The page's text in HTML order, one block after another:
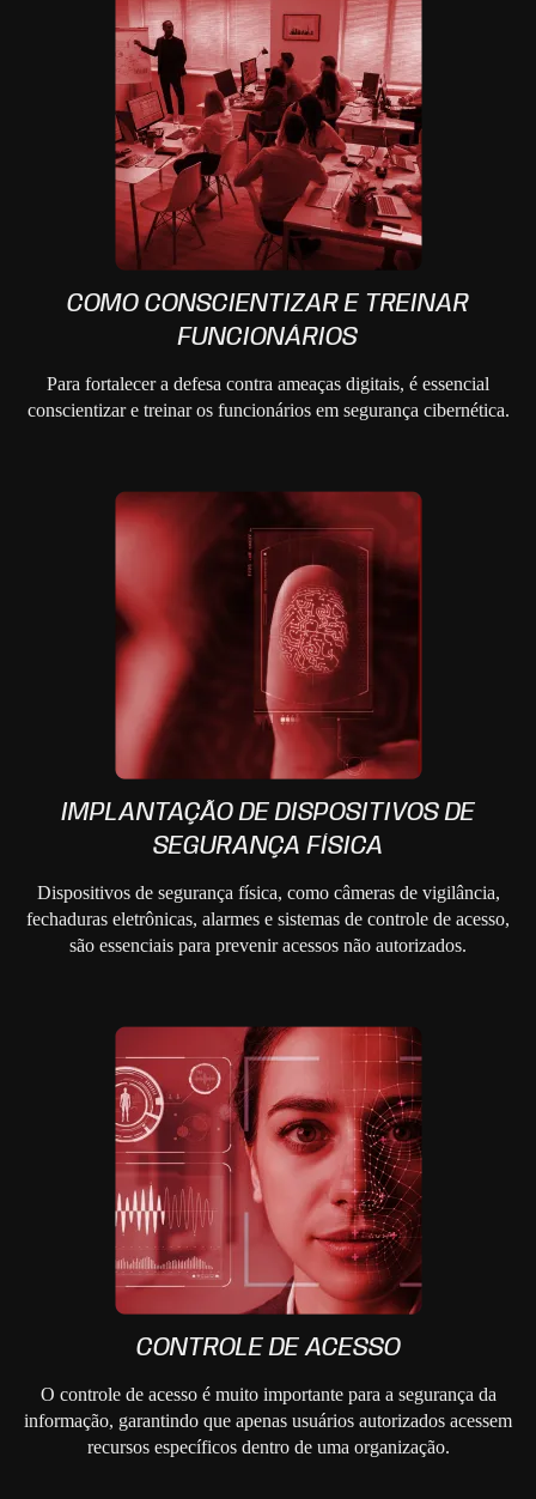
COMO CONSCIENTIZAR E TREINAR
FUNCIONÁRIOS
Para fortalecer a defesa contra ameaças digitais, é essencial
conscientizar e treinar os funcionários em segurança cibernética.
IMPLANTAÇÃO DE DISPOSITIVOS DE
SEGURANÇA FÍSICA
Dispositivos de segurança física, como câmeras de vigilância,
fechaduras eletrônicas, alarmes e sistemas de controle de acesso,
são essenciais para prevenir acessos não autorizados.
CONTROLE DE ACESSO
O controle de acesso é muito importante para a segurança da
informação, garantindo que apenas usuários autorizados acessem
recursos específicos dentro de uma organização.